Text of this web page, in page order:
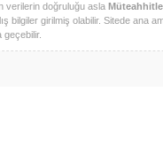
verilerin doğruluğu asla
bilgiler girilmiş olabilir. Sitede ana
geçebilir.